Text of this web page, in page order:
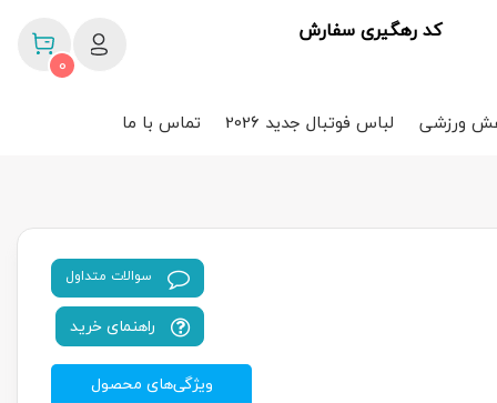
کد رهگیری سفارش
0
ورزشی لباس فوتبال جدید 2026 تماس با ما
سوالات متداول
راهنمای خرید
ویژگی‌های محصول